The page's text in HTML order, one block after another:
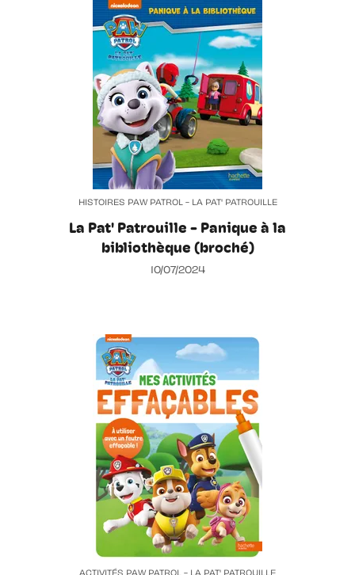
HISTOIRES PAW PATROL - LA PAT' PATROUILLE
La Pat' Patrouille - Panique à la
bibliothèque (broché)
10/07/2024